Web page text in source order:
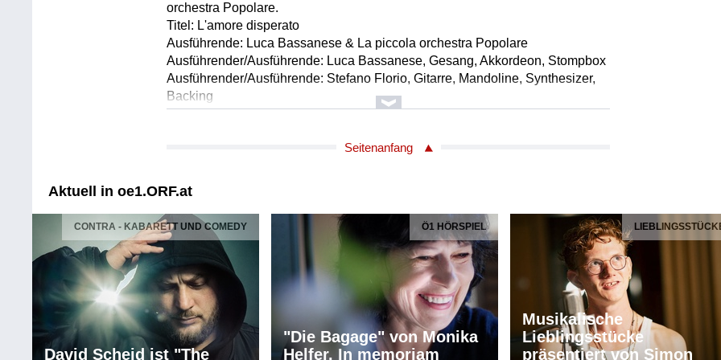
orchestra Popolare.
Titel: L'amore disperato
Ausführende: Luca Bassanese & La piccola orchestra Popolare
Ausführender/Ausführende: Luca Bassanese, Gesang, Akkordeon, Stompbox
Ausführender/Ausführende: Stefano Florio, Gitarre, Mandoline, Synthesizer,
Backing
Ausführender/Ausführende: Elodie Lebigre, Gesang, Tamburello, Backing
Ausführender/Ausführende: Paolo Cecchin, Bass, Backing
Länge: 04:55 min
Komponist/Komponistin: Luca Bassanese
Gesamttitel: 44. Internationales Musikfest Waidhofen an der Thaya
27.-29.6.2025, Hauptbühne am 29.6., 00:30 mit Luca Bassanese & La piccola
orchestra Popolare.
Titel: Quando piove tutti cercano riparo
Ausführende: Luca Bassanese & La piccola orchestra Popolare
Ausführender/Ausführende: Luca Bassanese, Gesang, Akkordeon, Stompbox
Seitenanfang
Aktuell in oe1.ORF.at
CONTRA - KABARETT UND COMEDY
David Scheid ist "The
Ö1 HÖRSPIEL
"Die Bagage" von Monika
Helfer. In memoriam
Musikalische
Lieblingsstücke
präsentiert von Simon